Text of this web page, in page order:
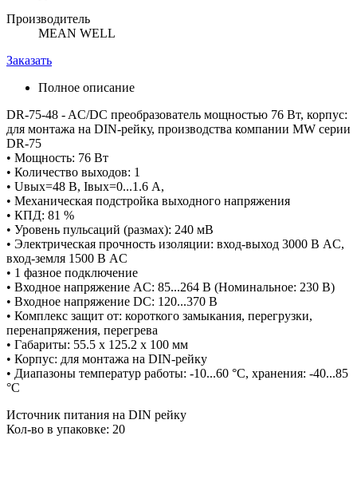
Производитель
MEAN WELL
Заказать
Полное описание
DR-75-48 - AC/DC преобразователь мощностью 76 Вт, корпус:
для монтажа на DIN-рейку, производства компании MW серии
DR-75
• Мощность: 76 Вт
• Количество выходов: 1
• Uвых=48 В, Iвых=0...1.6 А,
• Механическая подстройка выходного напряжения
• КПД: 81 %
• Уровень пульсаций (размах): 240 мВ
• Электрическая прочность изоляции: вход-выход 3000 В AC,
вход-земля 1500 В AC
• 1 фазное подключение
• Входное напряжение AC: 85...264 В (Номинальное: 230 В)
• Входное напряжение DC: 120...370 В
• Комплекс защит от: короткого замыкания, перегрузки,
перенапряжения, перегрева
• Габариты: 55.5 x 125.2 x 100 мм
• Корпус: для монтажа на DIN-рейку
• Диапазоны температур работы: -10...60 °C, хранения: -40...85
°C
Источник питания на DIN рейку
Кол-во в упаковке: 20